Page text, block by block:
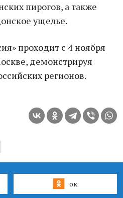
пирогов, а также
ущелье.
проходит с 4 ноября
демонстрируя
регионов.
ок